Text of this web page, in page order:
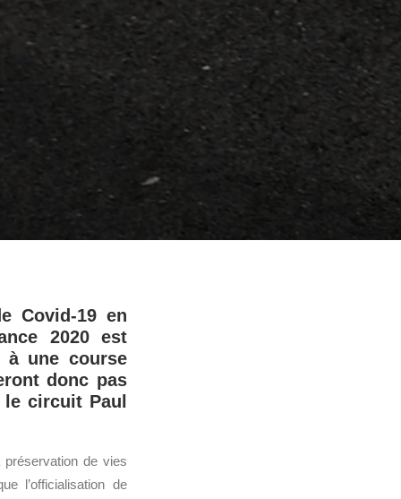
Covid-19 en
2020 est
à une course
donc pas
circuit Paul
de vies
l’officialisation de